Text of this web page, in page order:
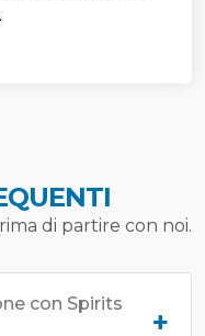
di partire con noi.
con Spirits